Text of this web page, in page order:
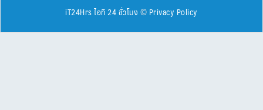
iT24Hrs ไอที 24 ชั่วโมง © Privacy Policy